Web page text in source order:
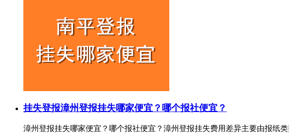
挂失登报漳州登报挂失哪家便宜？哪个报社便宜？
漳州登报挂失哪家便宜？哪个报社便宜？漳州登报挂失费用差异主要由报纸